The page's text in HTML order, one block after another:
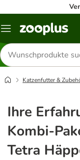
Menü
Produkte
suchen
Katzenfutter &
Ihre
Kombi-
Tetra